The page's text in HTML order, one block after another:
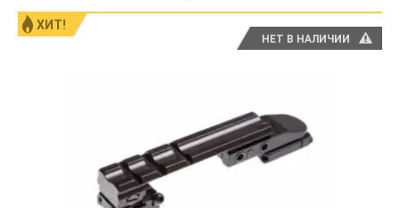
ХИТ!
НЕТ В НАЛИЧИИ